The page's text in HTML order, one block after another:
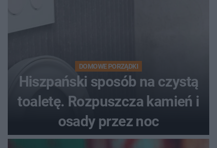
DOMOWE PORZĄDKI
Hiszpański sposób na czystą
toaletę. Rozpuszcza kamień i
osady przez noc